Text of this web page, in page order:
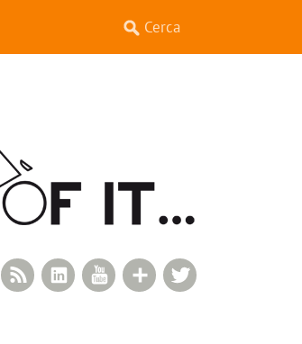
Google+
YouTube
LinkedIn
RSS Feed
RSS Comments